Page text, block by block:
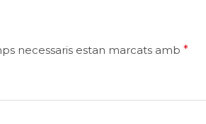
necessaris estan marcats amb *